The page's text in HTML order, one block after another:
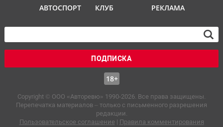
АВТОСПОРТ
КЛУБ
РЕКЛАМА
ПОДПИСКА
18+
Copyright © OOO «Авторевю» 1990-2026. Все права защищены.
Перепечатка материалов – только с письменного разрешения
редакции.
Пользовательское соглашение | Правила комментирования